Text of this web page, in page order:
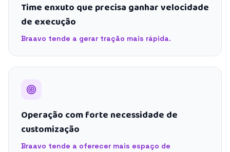
Time enxuto que precisa ganhar velocidade
de execução
Braavo tende a gerar tração mais rápida.
Operação com forte necessidade de
customização
Braavo tende a oferecer mais espaço de